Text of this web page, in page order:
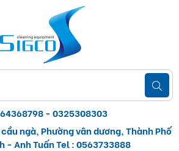
- 0325308303
ngà, Phường vân dương, Thành Phố
- Anh Tuấn Tel : 0563733888